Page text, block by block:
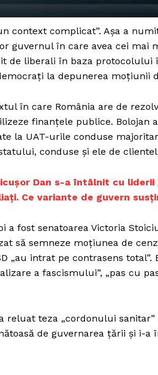
Proiecte
Contact
context complicat”. Așa a
guvernul în care avea cei mai
de liberali în baza protocolului
la depunerea moțiunii
în care România are de
finanțele publice. Bolojan
la UAT-urile conduse majoritar
conduse și ele de
Dan s-a întâlnit cu liderii
Ce variante de guvern
fost senatoarea Victoria
să semneze moțiunea de
„au intrat pe contrasens total”.
a fascismului”, „pas cu
reluat teza „cordonului
de guvernarea țării și i-a